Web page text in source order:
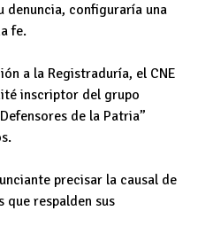
denuncia, configuraría una
fe.
a la Registraduría, el CNE
inscriptor del grupo
de la Patria”
precisar la causal de
respalden sus